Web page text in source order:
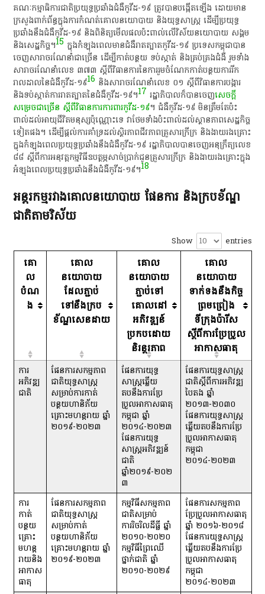
​គណៈកម្មាធិការ​ជាតិ​ប្រយុទ្ធ​ប្រឆាំង​ជំងឺ​កូ​វី​ដ​-១៩​ ត្រូវ​បាន​បង្កើត​ឡើង​ ដោយ​មាន​
ក្រសួង​ពាក់ព័ន្ធ​ក្នុង​ការ​កំណត់​គោលនយោបាយ​ និង​យុទ្ធសាស្ត្រ​ ដើម្បី​ប្រយុទ្ធ​
ប្រឆាំង​នឹង​ជំងឺ​កូ​វី​ដ​-១៩​ និង​ពិនិត្យ​មើល​ផល​ប៉ះពាល់​លើ​វិស័យ​នយោបាយ​ សង្គម​
និង​សេដ្ឋកិច្ច​។​15 ​ ក្នុង​កំឡុង​ពេល​មាន​ជំងឺ​រាតត្បាត​កូ​វី​ដ​-១៩​ ប្រទេស​កម្ពុជា​បាន​
ចេញ​សារាចរ​ណែនាំ​ជា​ច្រើន​ ដើម្បី​កាត់​បន្ថយ​ ទប់ស្កាត់​ និង​គ្រប់គ្រង​ជំងឺ​ រួម​ទាំង​
សារាចរ​ណែនាំ​លេខ​ ៣៧៣​ ស្ដី​ពី​វិធានការ​នៃ​ការ​រួមចំណែក​កាត់​បន្ថយ​ការ​រីក​
រាលដាល​នៃ​ជំងឺ​កូ​វី​ដ​-១៩16 ​ និង​សារាចរ​ណែនាំ​លេខ​ ០១​ ស្តី​ពី​វិធានការ​បង្ការ​
និង​ទប់ស្កាត់​ការ​រាតត្បាត​នៃ​ជំងឺ​កូ​វី​ដ​-១៩​។​17 ​ រដ្ឋាភិបាល​ក៏​បាន​ចេញ​សេចក្តី
សម្រេច​ជា​ច្រើន​ ស្តី​ពី​វិធានការ​ការពារ​កូ​វី​ដ​-១៩​។​ ជំងឺ​កូ​វី​ដ​-១៩​ មិន​ត្រឹមតែ​ប៉ះ
ពាល់​ដល់​អាយុជីវិត​មនុស្ស​ប៉ុណ្ណោះ​ទេ​ វា​ថែម​ទាំង​ប៉ះពាល់​ដល់​ស្ថានភាព​សេដ្ឋកិច្ច​
ទៀត​ផង​។​ ដើម្បី​ផ្តល់​ការ​គាំទ្រ​ដល់​ស្ថិរភាព​ជីវភាព​គ្រួសារ​ក្រីក្រ​ និង​ងាយ​រង​គ្រោះ​
ក្នុង​កំឡុង​ពេល​ប្រយុទ្ធ​ប្រឆាំង​នឹង​ជំងឺ​កូ​វី​ដ​-១៩​ រដ្ឋាភិបាល​បាន​ចេញ​អនុក្រឹត្យ​លេខ​
៨៨​ ស្តី​ពី​ការ​អនុវត្ត​កម្មវិធី​ឧបត្ថម្ភ​សាច់ប្រាក់​ជូន​គ្រួសារ​ក្រីក្រ​ និង​ងាយ​រង​គ្រោះ​ក្នុង
អំឡុងពេល​ប្រយុទ្ធ​ប្រឆាំង​នឹង​ជំងឺ​កូ​វី​ដ​-១៩​។​18
អន្តរកម្មរវាងគោលនយោបាយ ផែនការ និងក្របខ័ណ្ឌ
ជាតិតាមវិស័យ
Show entries
គោ
ល
បំណ
ង
គោល
នយោបាយ
ដែលភ្ជាប់
ទៅនឹងក្រប
ខ័ណ្ឌសេនដាយ
គោល
នយោបាយ
ភ្ជាប់ទៅ
គោលដៅ
អភិវឌ្ឍន៍
ប្រកបដោយ
និរន្តរភាព
គោល
នយោបាយ
ទាក់ទងនឹងកិច្ច
ព្រមព្រៀង
ទីក្រុងប៉ារីស
ស្តីពីការប្រែប្រួល
អាកាសធាតុ
ការ
អភិវឌ្ឍ
ជាតិ
ផែនការសកម្មភាព
ជាតិយុទ្ធសាស្ត្រ
សម្រាប់ការកាត់
បន្ថយហានិភ័យ
គ្រោះមហន្តរាយ ឆ្នាំ
២០១៩-២០២៣
ផែនការយុទ្ធ
សាស្រ្តឆ្លើយ
តបនឹងការប្រែ
ប្រួលអាកាសធាតុ
កម្ពុជា ឆ្នាំ
២០១៤-២០២៣
ផែនការយុទ្ធ
សាស្ត្រអភិវឌ្ឍន៍
ជាតិ
ឆ្នាំ២០១៩-២០២
៣
ផែនការយុទ្ធសាស្ត្រ
ជាតិស្ដីពីការអភិវឌ្ឍ
បៃតង ឆ្នាំ
២០១៣-២០៣០
ផែនការយុទ្ធសាស្រ្ត
ឆ្លើយតបនឹងការប្រែ
ប្រួលអាកាសធាតុ
កម្ពុជា
២០១៤-២០២៣
ការ
កាត់
បន្ថយ
គ្រោះ
មហន្ត
រាយនិង
អាកាស
ធាតុ
ផែនការសកម្មភាព
ជាតិយុទ្ធសាស្ត្រ
សម្រាប់កាត់
បន្ថយហានិភ័យ
គ្រោះមហន្តរាយ ឆ្នាំ
២០១៩-២០២៣
កម្មវិធីសកម្មភាព
ជាតិសម្រាប់
ការរិចរិលដីធ្លី ឆ្នាំ
២០១០-២០២០
កម្មវិធីព្រៃឈើ
ថ្នាក់ជាតិ ឆ្នាំ
២០១០-២០២៩
ផែនការសកម្មភាព
ប្រែប្រួលអាកាសធាតុ
ឆ្នាំ ២០១៦-២០១៨
ផែនការយុទ្ធសាស្រ្ត
ឆ្លើយតបនឹងការប្រែ
ប្រួលអាកាសធាតុ
កម្ពុជា
២០១៤-២០២៣